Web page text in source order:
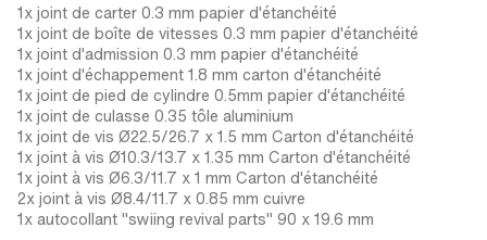
1x joint de carter 0.3 mm papier d'étanchéité
1x joint de boîte de vitesses 0.3 mm papier d'étanchéité
1x joint d'admission 0.3 mm papier d'étanchéité
1x joint d'échappement 1.8 mm carton d'étanchéité
1x joint de pied de cylindre 0.5mm papier d'étanchéité
1x joint de culasse 0.35 tôle aluminium
1x joint de vis Ø22.5/26.7 x 1.5 mm Carton d'étanchéité
1x joint à vis Ø10.3/13.7 x 1.35 mm Carton d'étanchéité
1x joint à vis Ø6.3/11.7 x 1 mm Carton d'étanchéité
2x joint à vis Ø8.4/11.7 x 0.85 mm cuivre
1x autocollant "swiing revival parts" 90 x 19.6 mm